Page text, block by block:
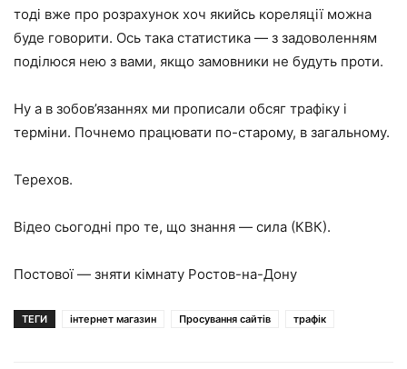
тоді вже про розрахунок хоч якийсь кореляції можна
буде говорити. Ось така статистика — з задоволенням
поділюся нею з вами, якщо замовники не будуть проти.
Ну а в зобов’язаннях ми прописали обсяг трафіку і
терміни. Почнемо працювати по-старому, в загальному.
Терехов.
Відео сьогодні про те, що знання — сила (КВК).
Постової — зняти кімнату Ростов-на-Дону
ТЕГИ інтернет магазин Просування сайтів трафік